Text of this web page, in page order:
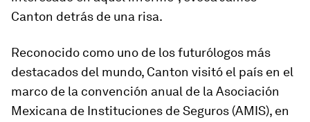
Canton detrás de una risa.
Reconocido como uno de los futurólogos más
destacados del mundo, Canton visitó el país en el
marco de la convención anual de la Asociación
Mexicana de Instituciones de Seguros (AMIS), en